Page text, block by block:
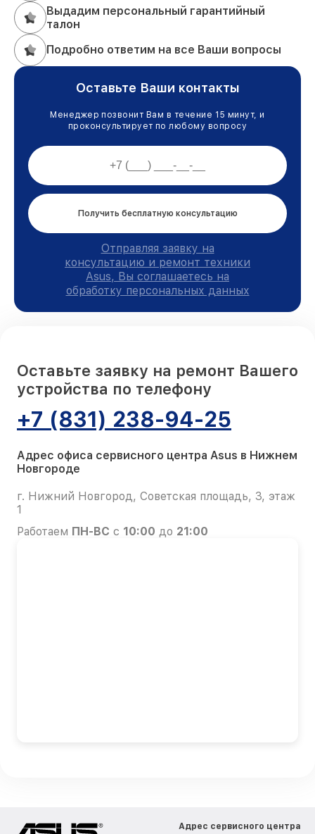
Выдадим персональный гарантийный
талон
Подробно ответим на все Ваши вопросы
Оставьте Ваши контакты
Менеджер позвонит Вам в течение 15 минут, и
проконсультирует по любому вопросу
Получить бесплатную консультацию
Отправляя заявку на
консультацию и ремонт техники
Asus, Вы соглашаетесь на
обработку персональных данных
Оставьте заявку на ремонт Вашего
устройства по телефону
+7 (831) 238-94-25
Адрес офиса сервисного центра Asus в Нижнем
Новгороде
г. Нижний Новгород, Советская площадь, 3, этаж
1
Работаем ПН-ВС с 10:00 до 21:00
Адрес сервисного центра